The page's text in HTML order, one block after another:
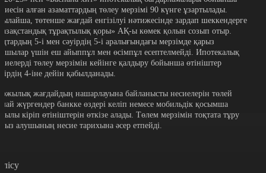
алған азаматтардың төлеу мерзімі 90 күнге ұзартылады.
төтенше жағдай енгізілуі нәтижесінде зардап шеккендерге
тұрақтылық қоры» АҚ-ы көмек қолын созып отыр.
5-і мен сәуірдің 5-і аралығындағы мерзімде қарыз
үшін еш айыппұл мен өсімпұл есептелмейді. Ипотекалық
төлеу мерзімін кейінге қалдыру бойынша өтініштер
4-іне дейін қабылданады.
жағдайдың нашарлауына байланысты несиелерін төлей
жүргендер банкке өздері келіп немесе мобильдік қосымша
кіріп өтініштерін өткізе алады. Төлем мерзімін тоқтата тұру
алушының несие тарихына әсер етпейді.